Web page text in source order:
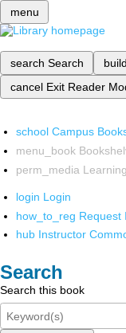
menu
search Search
cancel Exit Reader
school Campus
menu_book
perm_media
login Login
how_to_reg Request
hub Instructor
Search
Search this book